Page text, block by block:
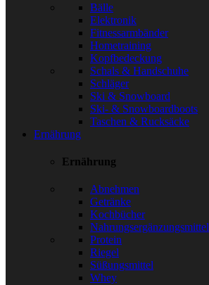
Bälle
Elektronik
Fitnessarmbänder
Hometraining
Kopfbedeckung
Schals & Handschuhe
Schläger
Ski & Snowboard
Ski- & Snowboardboots
Taschen & Rucksäcke
Ernährung
Ernährung
Abnehmen
Getränke
Kochbücher
Nahrungsergänzungsmittel
Protein
Riegel
Süßungsmittel
Whey